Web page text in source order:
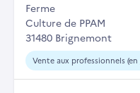
Ferme
Culture de PPAM
31480 Brignemont
Vente aux professionnels (en